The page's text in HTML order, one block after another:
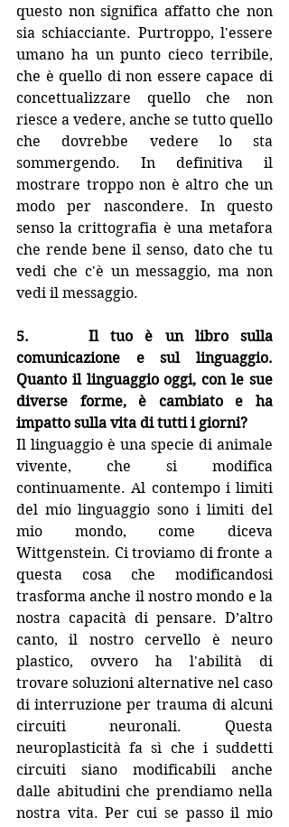
questo non significa affatto che non
sia schiacciante. Purtroppo, l'essere
umano ha un punto cieco terribile,
che è quello di non essere capace di
concettualizzare quello che non
riesce a vedere, anche se tutto quello
che dovrebbe vedere lo sta
sommergendo. In definitiva il
mostrare troppo non è altro che un
modo per nascondere. In questo
senso la crittografia è una metafora
che rende bene il senso, dato che tu
vedi che c'è un messaggio, ma non
vedi il messaggio.
5.     Il tuo è un libro sulla
comunicazione e sul linguaggio.
Quanto il linguaggio oggi, con le sue
diverse forme, è cambiato e ha
impatto sulla vita di tutti i giorni?
Il linguaggio è una specie di animale
vivente, che si modifica
continuamente. Al contempo i limiti
del mio linguaggio sono i limiti del
mio mondo, come diceva
Wittgenstein. Ci troviamo di fronte a
questa cosa che modificandosi
trasforma anche il nostro mondo e la
nostra capacità di pensare. D’altro
canto, il nostro cervello è neuro
plastico, ovvero ha l'abilità di
trovare soluzioni alternative nel caso
di interruzione per trauma di alcuni
circuiti neuronali. Questa
neuroplasticità fa sì che i suddetti
circuiti siano modificabili anche
dalle abitudini che prendiamo nella
nostra vita. Per cui se passo il mio